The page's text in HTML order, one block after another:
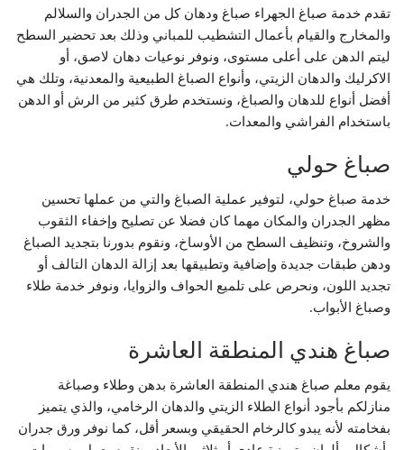
تقدم خدمة صباغ الجهراء صباغ ودهان كل من الجدران والسلالم
والمخارج والقيام بأعمال التشطيب للمباني وذلك بعد تحضير السطح
ليتم الدهن على أعلى مستوى، ونوفر نوعيات دهان لاصق، أو
الاكرليك والدهان الزيتي، وأنواع الصباغ الطبيعية والمعدنية، وتلك هي
أفضل أنواع للدهان والصباغ، ونستخدم طرق كثير من الرش أو الدهن
باستخدام الفراشي والمعدات.
صباغ حولي
خدمة صباغ حولي، لتوفير عملية الصباغ والتي من عملها تحسين
مظهر الجدران والمكان مهما كان فضلا عن تصليح وإخفاء الثقوب
والشروخ، وتنظيف السطح من الأوساخ، ونقوم بدورنا بتجديد الصباغ
ودهن طبقات جديدة وإضافية وتطبيقها بعد إزالة الدهان التالف أو
تجديد اللون، ونحرص على تلميع الحواف والزوايا، ونوفر خدمة طلاء
وصباغ الأبواب.
صباغ هندي المنطقة العاشرة
يقوم معلم صباغ هندي المنطقة العاشرة بدهن وطلاء وصباغة
منازلكم بأجود أنواع الطلاء الزيتي والدهان الرخامي، والذي يتميز
بفخامته لأنه يبدو كالرخام الحقيقي وبسعر أقل، كما نوفر ورق جدران